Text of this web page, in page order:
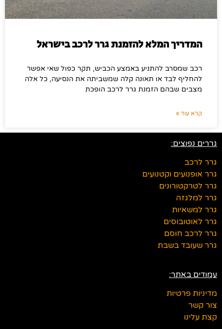
המדריך המלא להזמנת גרר לרכב בישראל
רכב שמסרב להתניע באמצע הכביש, תקר כפול שאי אפשר
להחליף לבד או תאונה קלה שמשביתה את הנסיעה, כל אלה
מצבים שבהם הזמנת גרר לרכב הופכת
קרא עוד »
גררים נפוצים:
גרר לרכב
גרר אופנועים וקטנועים
גרר לטרקטורונים
גרר למלגזה
גרר למשאיות
גרר לאוטובוסים
גרר לרכב חוסם
גרר שעובד בשבת
עמודים באתר:
מדיניות פרטיות
צור קשר
קצת עלינו